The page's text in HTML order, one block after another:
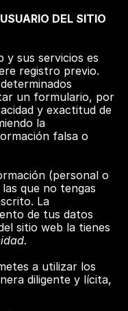
DEL SITIO
y sus servicios es
registro previo.
un formulario, por
y exactitud de
la
falsa o
(personal o
que no tengas
La
de tus datos
sitio web la tienes
a utilizar los
diligente y lícita,